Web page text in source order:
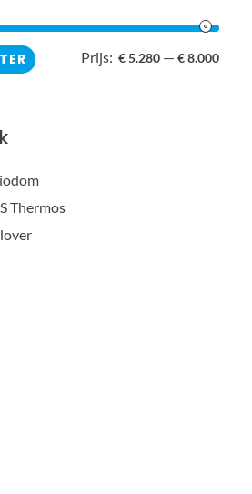
Min.
prijs
Max.
prijs
Prijs: € 5.280— € 8.000
Thermos